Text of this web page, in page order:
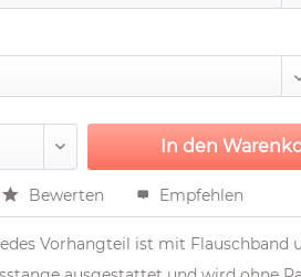
In den
Bewerten Empfehlen
Vorhangteil ist mit Flauschband